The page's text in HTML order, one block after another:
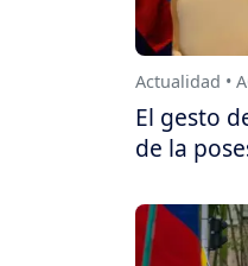
Actualidad •
El gesto
de la